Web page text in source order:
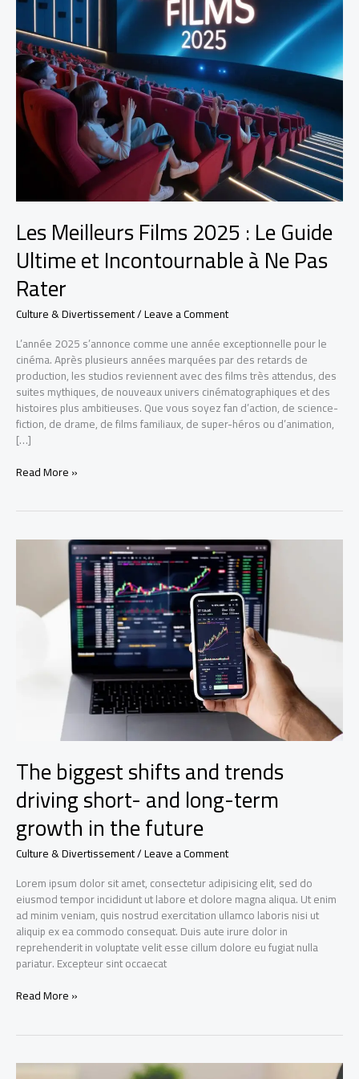
Les Meilleurs Films 2025 : Le Guide
Ultime et Incontournable à Ne Pas
Rater
Culture & Divertissement/Leave a Comment
L’année 2025 s’annonce comme une année exceptionnelle pour le
cinéma. Après plusieurs années marquées par des retards de
production, les studios reviennent avec des films très attendus, des
suites mythiques, de nouveaux univers cinématographiques et des
histoires plus ambitieuses. Que vous soyez fan d’action, de science-
fiction, de drame, de films familiaux, de super-héros ou d’animation,
[…]
Incontournable
à
Ne
Pas
Rater
Read More »
The biggest shifts and trends
driving short- and long-term
growth in the future
Culture & Divertissement/Leave a Comment
Lorem ipsum dolor sit amet, consectetur adipisicing elit, sed do
eiusmod tempor incididunt ut labore et dolore magna aliqua. Ut enim
ad minim veniam, quis nostrud exercitation ullamco laboris nisi ut
aliquip ex ea commodo consequat. Duis aute irure dolor in
reprehenderit in voluptate velit esse cillum dolore eu fugiat nulla
pariatur. Excepteur sint occaecat
The
trends
Read More »
Credit